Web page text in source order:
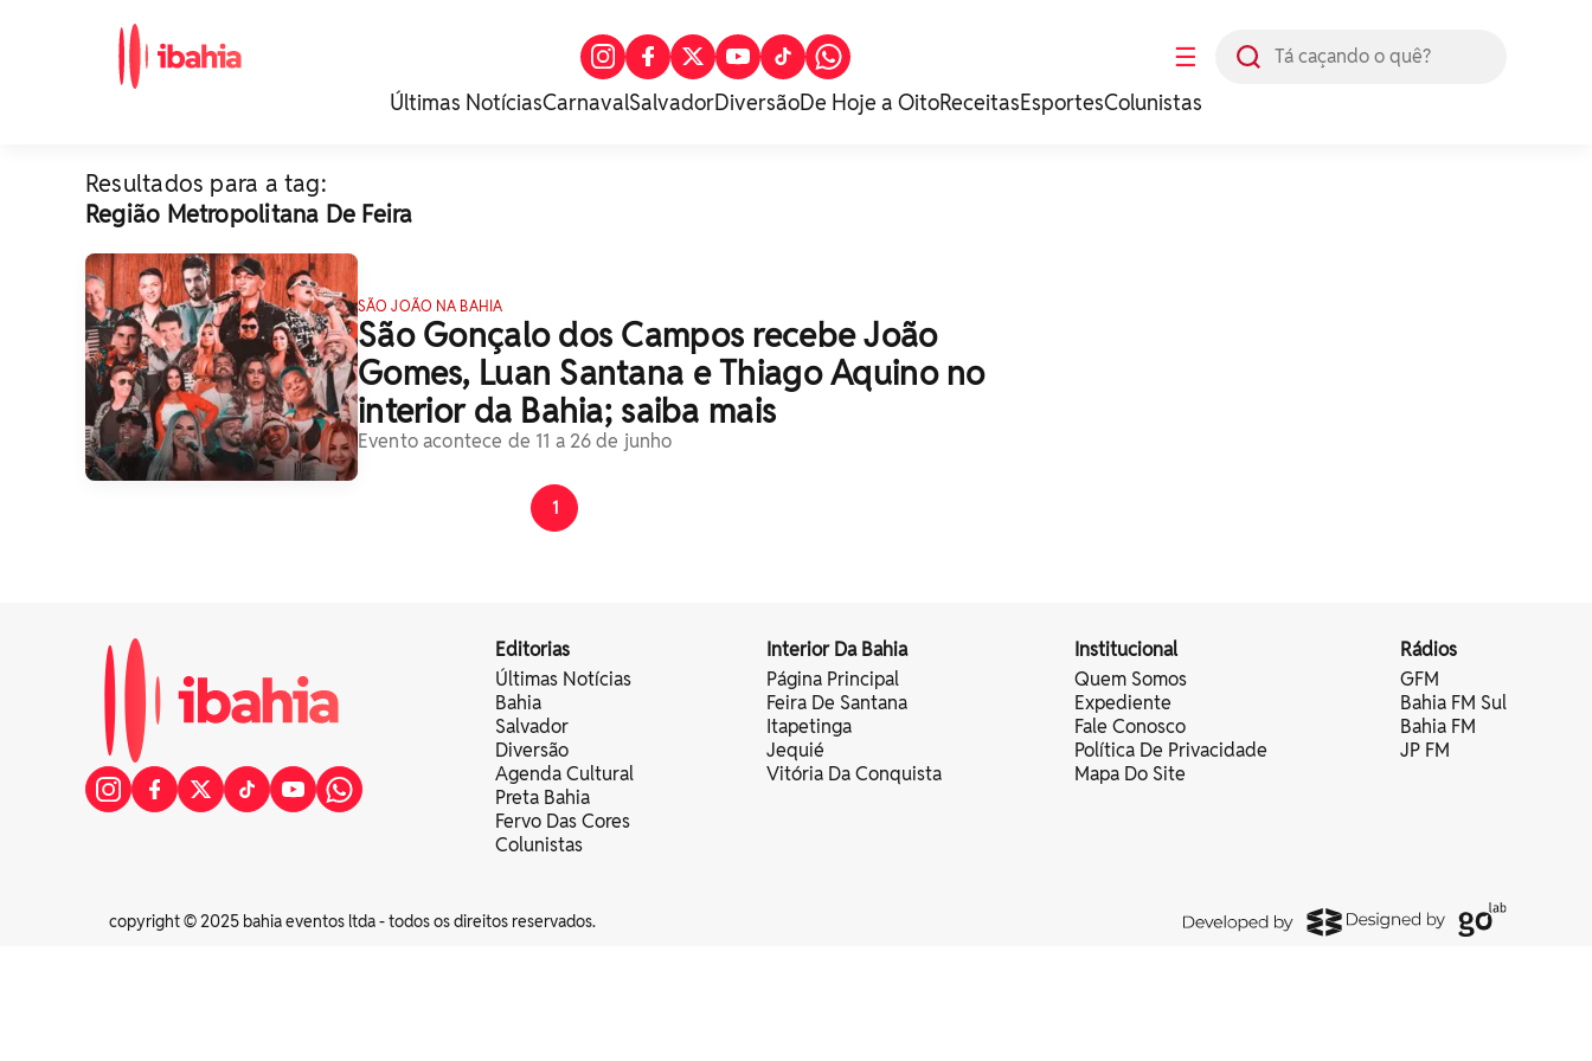
☰
Últimas NotíciasCarnavalSalvadorDiversãoDe Hoje a OitoReceitasEsportesColunistas
Resultados para a tag:
Região Metropolitana De Feira
SÃO JOÃO NA BAHIA
São Gonçalo dos Campos recebe João
Gomes, Luan Santana e Thiago Aquino no
interior da Bahia; saiba mais
Evento acontece de 11 a 26 de junho
1
Editorias
Últimas Notícias
Bahia
Salvador
Diversão
Agenda Cultural
Preta Bahia
Fervo Das Cores
Colunistas
Interior Da Bahia
Página Principal
Feira De Santana
Itapetinga
Jequié
Vitória Da Conquista
Institucional
Quem Somos
Expediente
Fale Conosco
Política De Privacidade
Mapa Do Site
Rádios
GFM
Bahia FM Sul
Bahia FM
JP FM
copyright © 2025 bahia eventos ltda - todos os direitos reservados.